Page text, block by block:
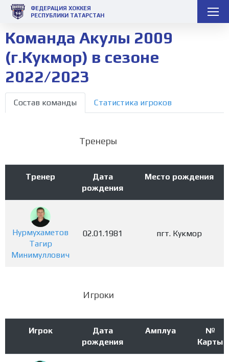
ФЕДЕРАЦИЯ ХОККЕЯ
РЕСПУБЛИКИ ТАТАРСТАН
Команда Акулы 2009
(г.Кукмор) в сезоне
2022/2023
Состав команды Статистика игроков
Тренеры
Тренер
Дата
рождения
Место рождения
Нурмухаметов
Тагир
Минимуллович
02.01.1981 пгт. Кукмор
Игроки
Игрок
Дата
рождения
Амплуа
№
Карты